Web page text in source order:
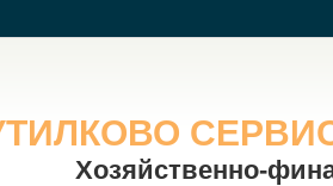
Хозяйственно-